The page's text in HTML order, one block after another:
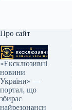
Про сайт
«Ексклюзивні
новини
України» —
портал, що
збирає
найрезонансн